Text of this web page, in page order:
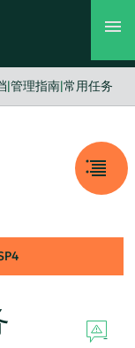
|管理指南|常用任务